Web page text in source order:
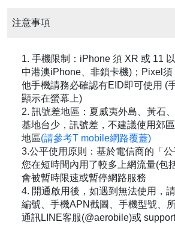
注意事項
1. 手機限制：iPhone 須 XR 或 11
中港澳iPhone、非鎖卡機)；Pixel
他手機請務必確認有EID即可使用 (
顯示在螢幕上)
2. 訊號差地區：夏威夷外島、黃石
基地台少，訊號差，不建議使用郊
地區(請參考T mobile網路覆蓋)
3.公平使用原則：基於電信商的「
您在短時間內用了較多上網流量(包
會被暫時限速或暫停網路服務
4. 開通啟用後，如遇到無法使用，
編號、手機APN截圖、手機型號、
通訊LINE客服(@aerobile)或